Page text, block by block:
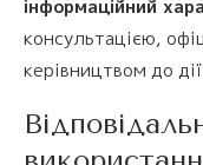
інформаційний
консультацією,
керівництвом до